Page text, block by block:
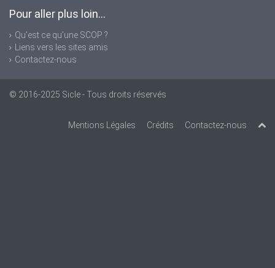
Pour aller plus loin...
Qu’est ce qu’une SCOP ?
Liens vers les sites amis
Contactez-nous
© 2016-2025 Sicle- Tous droits réservés
Mentions Légales Crédits Contactez-nous